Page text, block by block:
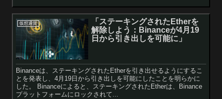
仮想通貨
「ステーキングされたEtherを
解除しよう：Binanceが4月19
日から引き出しを可能に」
Binanceは、ステーキングされたEtherを引き出せるようにするこ
とを発表し、4月19日から引き出しを可能にしたことを明らかに
した。 Binanceによると、ステーキングされたEtherは、Binance
プラットフォームにロックされて...